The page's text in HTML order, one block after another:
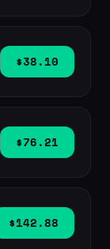
$38.10
$76.21
$142.88